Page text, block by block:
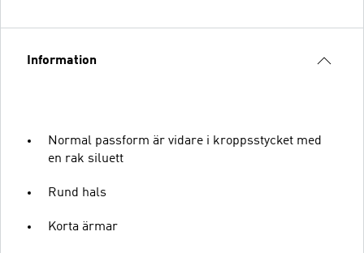
Information
Normal passform är vidare i kroppsstycket med
en rak siluett
Rund hals
Korta ärmar